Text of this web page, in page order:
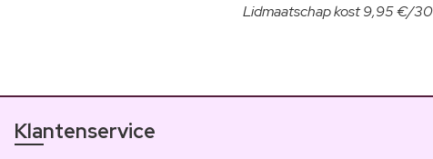
Lidmaatschap kost 9,95 €/30
Klantenservice